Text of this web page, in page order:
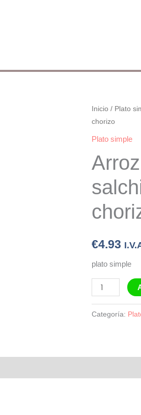
Inicio / Plato
chorizo
Plato simple
€4.93
plato simple
Arroz
con
salchichas
chorizo
cantidad
Categoría: